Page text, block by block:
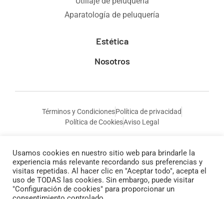
Aparatología de peluquería
Estética
Nosotros
Términos y CondicionesPolítica de privacidad
Política de CookiesAviso Legal
Usamos cookies en nuestro sitio web para brindarle la
experiencia más relevante recordando sus preferencias y
visitas repetidas. Al hacer clic en "Aceptar todo", acepta el
uso de TODAS las cookies. Sin embargo, puede visitar
"Configuración de cookies" para proporcionar un